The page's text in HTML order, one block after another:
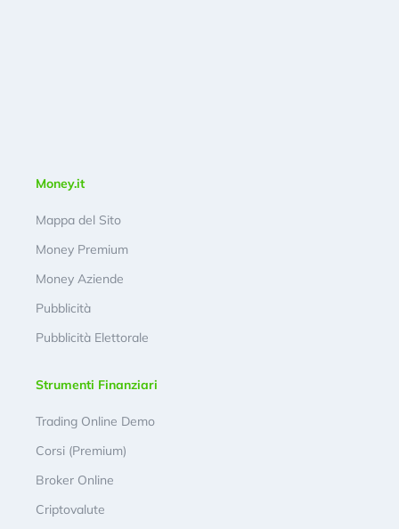
Money.it
Mappa del Sito
Money Premium
Money Aziende
Pubblicità
Pubblicità Elettorale
Strumenti Finanziari
Trading Online Demo
Corsi (Premium)
Broker Online
Criptovalute